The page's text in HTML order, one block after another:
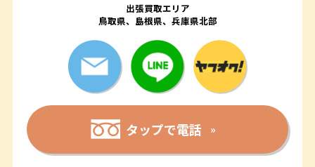
出張買取エリア
鳥取県、島根県、兵庫県北部
タップで電話